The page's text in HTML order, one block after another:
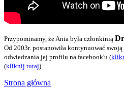
Przypominamy, że Ania była członkinią
Od 2003r. postanowiła kontynuować
odwiedzania jej profilu na facebook'u (
(kliknij tutaj).
Strona główna